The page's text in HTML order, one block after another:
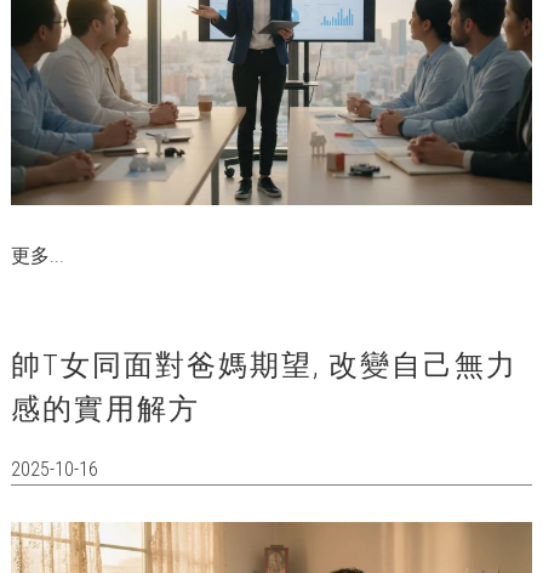
更多...
帥T女同面對爸媽期望, 改變自己無力
感的實用解方
2025-10-16